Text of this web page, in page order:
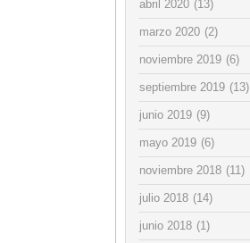
abril 2020 (13)
marzo 2020 (2)
noviembre 2019 (6)
septiembre 2019 (13)
junio 2019 (9)
mayo 2019 (6)
noviembre 2018 (11)
julio 2018 (14)
junio 2018 (1)